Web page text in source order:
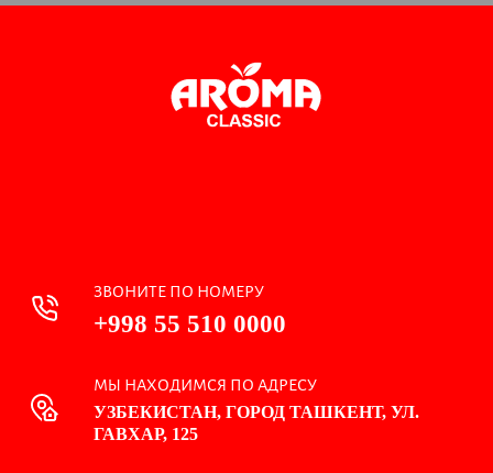
ЗВОНИТЕ ПО НОМЕРУ
+998 55 510 0000
МЫ НАХОДИМСЯ ПО АДРЕСУ
УЗБЕКИСТАН, ГОРОД ТАШКЕНТ, УЛ.
ГАВХАР, 125